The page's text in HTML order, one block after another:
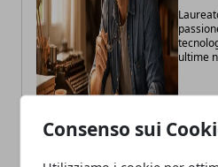
Consenso sui
ultime